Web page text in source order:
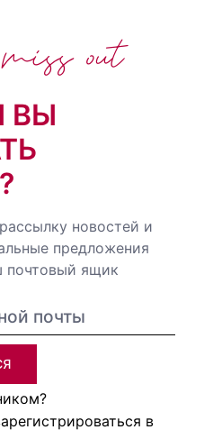
ВЫ
новостей и
предложения
почтовый ящик
в
out